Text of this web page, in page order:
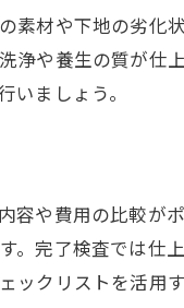
素材や下地の劣化
や養生の質が仕
ましょう。
容や費用の比較が
。完了検査では仕
ックリストを活用